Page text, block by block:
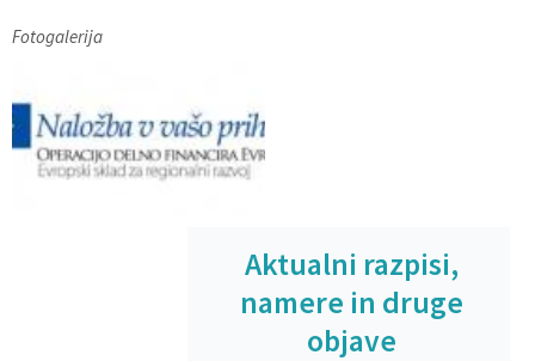
Fotogalerija
Aktualni razpisi,
namere in druge
objave